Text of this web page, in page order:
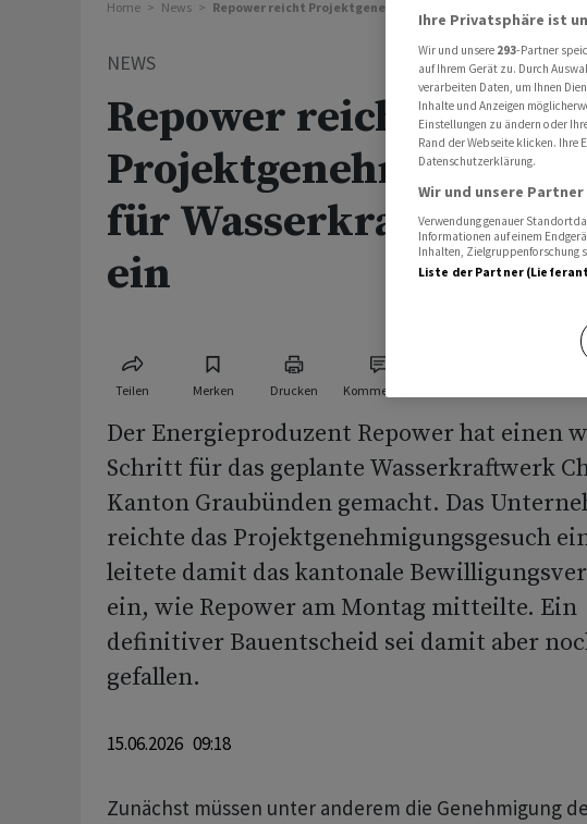
Home News Repower reicht Projektgenehmigungsgesuch für
NEWS
Repower reicht
für Wasserkraftwerk
ein
Teilen Merken Drucken Kommentare
Der Energieproduzent Repower hat einen
Schritt für das geplante Wasserkraftwerk
Kanton Graubünden gemacht. Das
reichte das Projektgenehmigungsgesuch
leitete damit das kantonale
ein, wie Repower am Montag mitteilte. Ein
definitiver Bauentscheid sei damit aber
gefallen.
15.06.2026 09:18
Zunächst müssen unter anderem die Genehmigung
Ihre Privatsphäre ist
Wir und unsere 293-Partner
auf Ihrem Gerät zu. Durch
verarbeiten Daten, um Ihnen
Inhalte und Anzeigen
Einstellungen zu ändern oder
Rand der Webseite klicken. Ihre
Datenschutzerklärung.
Wir und unsere
Verwendung genauer
Informationen auf einem
Inhalten, Zielgruppenforschung
Liste der Partner